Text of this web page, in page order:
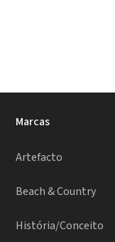
Marcas
Artefacto
Beach & Country
História/Conceito